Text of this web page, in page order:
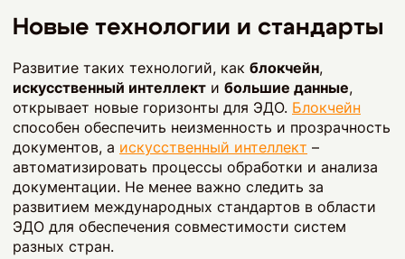
Новые технологии и стандарты
Развитие таких технологий, как блокчейн,
искусственный интеллект и большие данные,
открывает новые горизонты для ЭДО. Блокчейн
способен обеспечить неизменность и прозрачность
документов, а искусственный интеллект –
автоматизировать процессы обработки и анализа
документации. Не менее важно следить за
развитием международных стандартов в области
ЭДО для обеспечения совместимости систем
разных стран.